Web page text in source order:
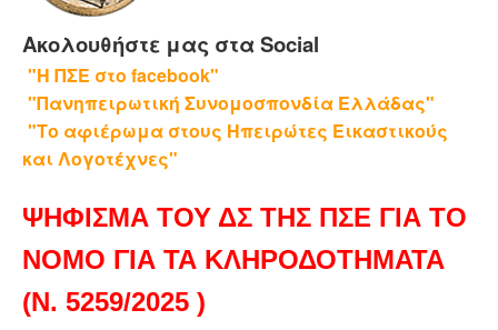
Η ΕΦΗΜΕΡΙΔΑ ΜΑΣ
ΕΦΗΜΕΡΙΔΕΣ ΑΔΕΛΦΟΤΗΤΩΝ
ΕΠΙΚΟΙΝΩΝΙΑ
Ακολουθήστε μας στα Social
"Η ΠΣΕ στο facebook"
"Πανηπειρωτική Συνομοσπονδία Ελλάδας"
"Το αφιέρωμα στους Ηπειρώτες Εικαστικούς
και Λογοτέχνες"
ΨΗΦΙΣΜΑ ΤΟΥ ΔΣ ΤΗΣ ΠΣΕ ΓΙΑ ΤΟ
ΝΟΜΟ ΓΙΑ ΤΑ ΚΛΗΡΟΔΟΤΗΜΑΤΑ
(Ν. 5259/2025 )